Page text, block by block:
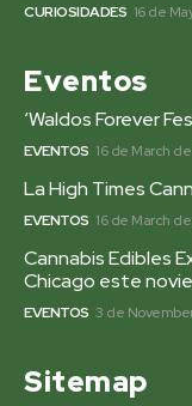
CURIOSIDADES 16 de
Eventos
‘Waldos Forever
EVENTOS 16 de March
La High Times
EVENTOS 16 de March
Cannabis Edibles
Chicago este
EVENTOS 3 de
Sitemap